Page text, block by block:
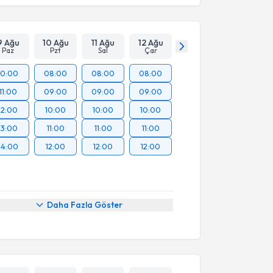
Ağu
Paz
10 Ağu
Pzt
11 Ağu
Sal
12 Ağu
Çar
08:00
09:00
10:00
11:00
12:00
08:00
09:00
10:00
11:00
12:00
08:00
09:00
10:00
11:00
12:00
Daha Fazla Göster